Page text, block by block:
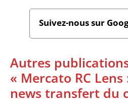
Suivez-nous sur
Autres
« Mercato RC
news transfert du